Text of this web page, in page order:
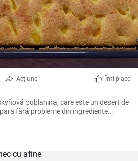
Acțiune Îmi place
bublanina, care este un desert de
fără probleme din ingrediente